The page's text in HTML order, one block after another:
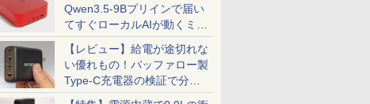
Qwen3.5-9Bプリインで届い
てすぐローカルAIが動くミニ
PC「SER9 Pro」
【レビュー】給電が途切れな
い優れもの！バッファロー製
Type-C充電器の検証で分か
ったこと